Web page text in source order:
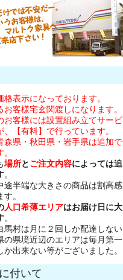
表示になっております。
客様宅玄関渡しになります。
お客様には設置組み立てサービ
【有料】で行っています。
森県・秋田県・岩手県は追加で
場所とご注文内容によっては追
。
途半端な大きさの商品は割高感
。
人口希薄エリアはお届け日に大
。
馬村は月に２回しか配達しない
の県境近辺のエリアは毎月第一
出来ない等がございました。
付いて